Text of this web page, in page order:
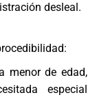
desleal.
menor de edad,
especial